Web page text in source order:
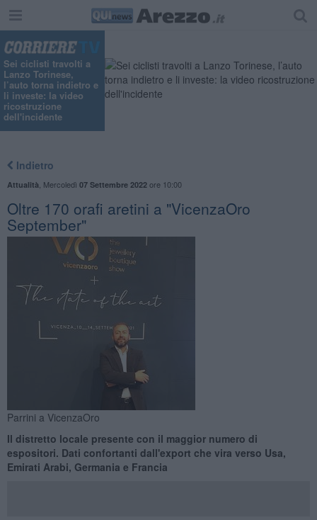
Sei ciclisti travolti a
Lanzo Torinese,
l’auto torna indietro e
li investe: la video
ricostruzione
dell'incidente
Indietro
Attualità Mercoledì 07 Settembre 2022ore 10:00
Oltre 170 orafi aretini a "VicenzaOro
September"
Parrini a VicenzaOro
Il distretto locale presente con il maggior numero di
espositori. Dati confortanti dall'export che vira verso Usa,
Emirati Arabi, Germania e Francia